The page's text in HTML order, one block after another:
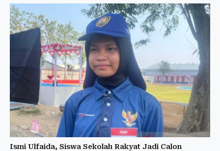
Ismi Ulfaida, Siswa Sekolah Rakyat Jadi Calon